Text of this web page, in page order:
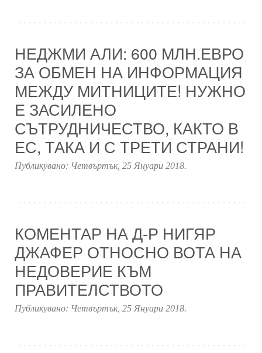
НЕДЖМИ АЛИ: 600 МЛН.ЕВРО
ЗА ОБМЕН НА ИНФОРМАЦИЯ
МЕЖДУ МИТНИЦИТЕ! НУЖНО
Е ЗАСИЛЕНО
СЪТРУДНИЧЕСТВО, КАКТО В
ЕС, ТАКА И С ТРЕТИ СТРАНИ!
Публикувано: Четвъртък, 25 Януари 2018.
КОМЕНТАР НА Д-Р НИГЯР
ДЖАФЕР ОТНОСНО ВОТА НА
НЕДОВЕРИЕ КЪМ
ПРАВИТЕЛСТВОТО
Публикувано: Четвъртък, 25 Януари 2018.